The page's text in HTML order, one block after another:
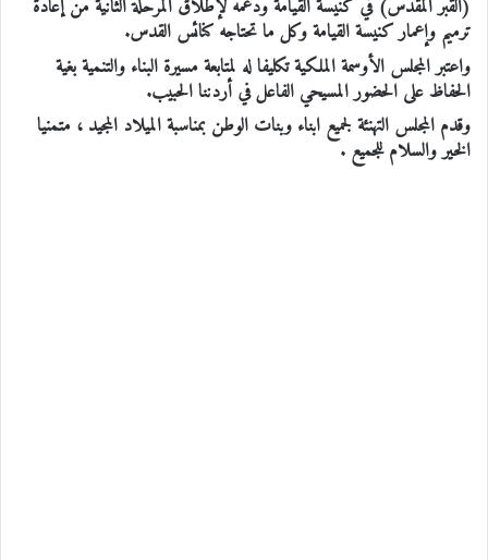
(القبر المقدس) في كنيسة القيامة ودعمه لإطلاق المرحلة الثانية من إعادة
ترميم وإعمار كنيسة القيامة وكل ما تحتاجه كنائس القدس.
واعتبر المجلس الأوسمة الملكية تكليفا له لمتابعة مسيرة البناء والتنمية بغية
الحفاظ على الحضور المسيحي الفاعل في أردننا الحبيب.
وقدم المجلس التهنئة لجميع ابناء وبنات الوطن بمناسبة الميلاد المجيد ، متمنيا
الخير والسلام للجميع .